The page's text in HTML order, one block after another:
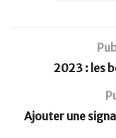
2023 : les
Ajouter une